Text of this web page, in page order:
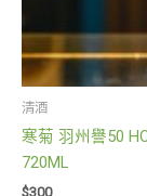
清酒
寒菊 羽州譽50
720ML
$300